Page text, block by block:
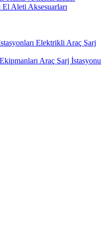
El Aleti Aksesuarları
Elektrikli Araç Şarj
Araç Şarj İstasyonu